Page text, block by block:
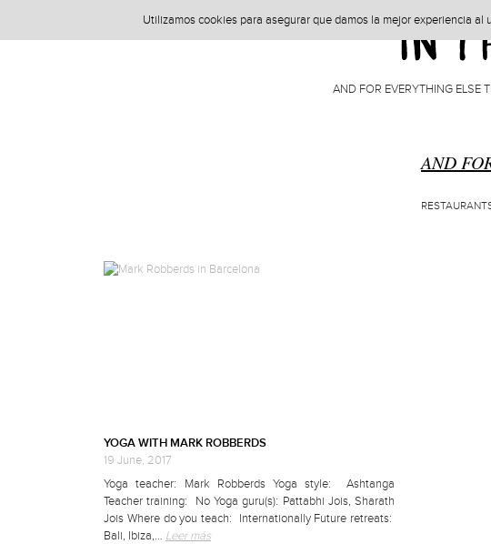
AND FOR EVERYTHING ELSE
AND
YOGA WITH MARK ROBBERDS
19 June, 2017
Yoga teacher: Mark Robberds Yoga style: Ashtanga
Teacher training: No Yoga guru(s): Pattabhi Jois, Sharath
Jois Where do you teach: Internationally Future retreats:
Bali, Ibiza,… Leer más
Utilizamos cookies para asegurar que damos la mejor experiencia